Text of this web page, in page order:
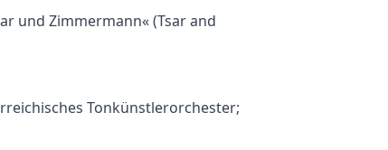
und Zimmermann« (Tsar and
Tonkünstlerorchester;